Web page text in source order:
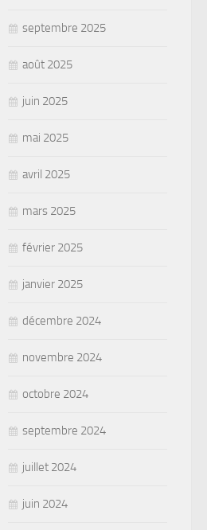
septembre 2025
août 2025
juin 2025
mai 2025
avril 2025
mars 2025
février 2025
janvier 2025
décembre 2024
novembre 2024
octobre 2024
septembre 2024
juillet 2024
juin 2024